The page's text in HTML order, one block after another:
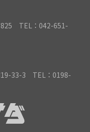
825 TEL：042-651-
19-33-3 TEL：0198-